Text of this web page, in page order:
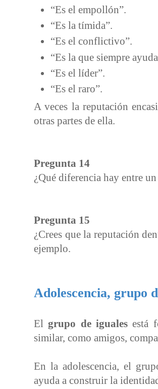
“Es el empollón”.
“Es la tímida”.
“Es el conflictivo”.
“Es la que siempre
“Es el líder”.
“Es el raro”.
A veces la reputación
otras partes de ella.
Pregunta 14
¿Qué diferencia hay entre
Pregunta 15
¿Crees que la reputación
ejemplo.
Adolescencia, grupo
El grupo de iguales está
similar, como amigos,
En la adolescencia, el
ayuda a construir la